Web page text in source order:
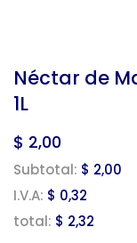
Néctar de
1L
$ 2,00
Subtotal: $ 2,00
I.V.A: $ 0,32
total: $ 2,32